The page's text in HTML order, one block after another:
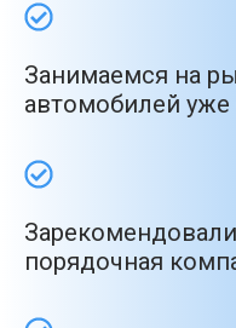
Занимаемся на
автомобилей уже
порядочная